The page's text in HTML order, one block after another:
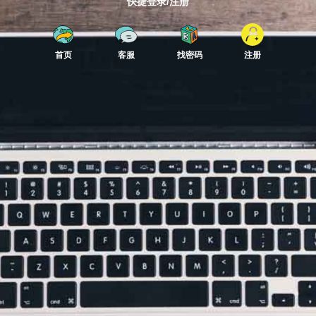
首页 客服 找密码 注册